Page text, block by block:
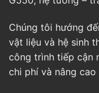
Chúng tôi hướng
vật liệu và hệ sinh
công trình tiếp cận
chi phí và nâng